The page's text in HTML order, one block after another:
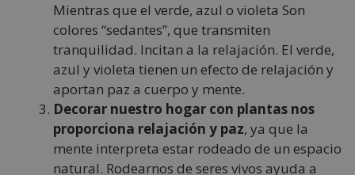
Mientras que el verde, azul o violeta Son
colores “sedantes”, que transmiten
tranquilidad. Incitan a la relajación. El verde,
azul y violeta tienen un efecto de relajación y
aportan paz a cuerpo y mente.
Decorar nuestro hogar con plantas nos
proporciona relajación y paz, ya que la
mente interpreta estar rodeado de un espacio
natural. Rodearnos de seres vivos ayuda a